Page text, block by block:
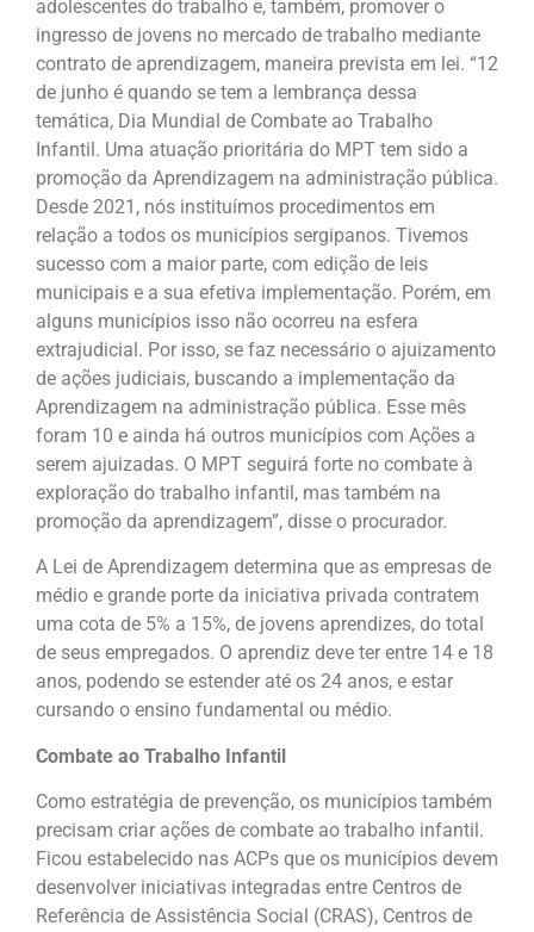
adolescentes do trabalho e, também, promover o
ingresso de jovens no mercado de trabalho mediante
contrato de aprendizagem, maneira prevista em lei. “12
de junho é quando se tem a lembrança dessa
temática, Dia Mundial de Combate ao Trabalho
Infantil. Uma atuação prioritária do MPT tem sido a
promoção da Aprendizagem na administração pública.
Desde 2021, nós instituímos procedimentos em
relação a todos os municípios sergipanos. Tivemos
sucesso com a maior parte, com edição de leis
municipais e a sua efetiva implementação. Porém, em
alguns municípios isso não ocorreu na esfera
extrajudicial. Por isso, se faz necessário o ajuizamento
de ações judiciais, buscando a implementação da
Aprendizagem na administração pública. Esse mês
foram 10 e ainda há outros municípios com Ações a
serem ajuizadas. O MPT seguirá forte no combate à
exploração do trabalho infantil, mas também na
promoção da aprendizagem”, disse o procurador.
A Lei de Aprendizagem determina que as empresas de
médio e grande porte da iniciativa privada contratem
uma cota de 5% a 15%, de jovens aprendizes, do total
de seus empregados. O aprendiz deve ter entre 14 e 18
anos, podendo se estender até os 24 anos, e estar
cursando o ensino fundamental ou médio.
Combate ao Trabalho Infantil
Como estratégia de prevenção, os municípios também
precisam criar ações de combate ao trabalho infantil.
Ficou estabelecido nas ACPs que os municípios devem
desenvolver iniciativas integradas entre Centros de
Referência de Assistência Social (CRAS), Centros de